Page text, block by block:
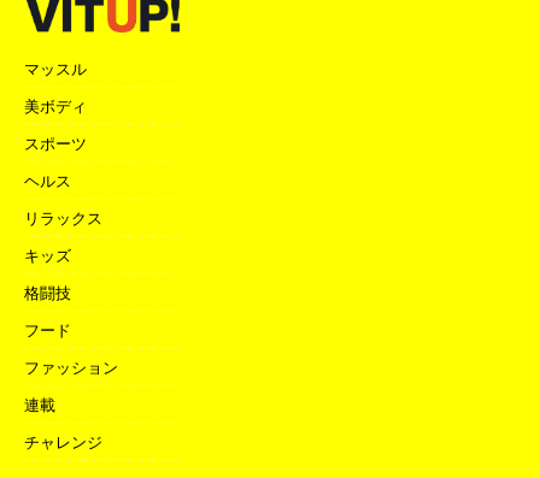
マッスル
美ボディ
スポーツ
ヘルス
リラックス
キッズ
格闘技
フード
ファッション
連載
チャレンジ